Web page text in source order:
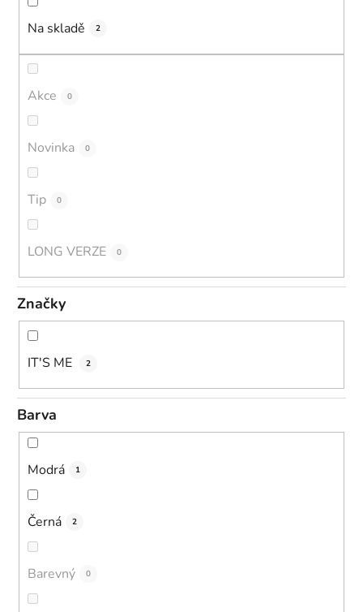
Na skladě 2
Akce 0
Novinka 0
Tip 0
LONG VERZE 0
Značky
IT'S ME 2
Barva
Modrá 1
Černá 2
Barevný 0